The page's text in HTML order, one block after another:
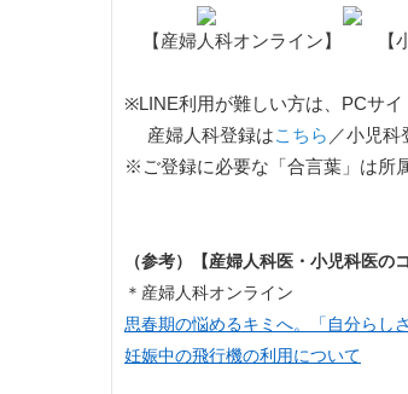
【産婦人科オンライン】 【小
※LINE利用が難しい方は、PCサイ
産婦人科登録はこちら ／小児科
※ご登録に必要な「合言葉」は所
（参考）【産婦人科医・小児科医の
＊産婦人科オンライン
思春期の悩めるキミへ。「自分らし
妊娠中の飛行機の利用について